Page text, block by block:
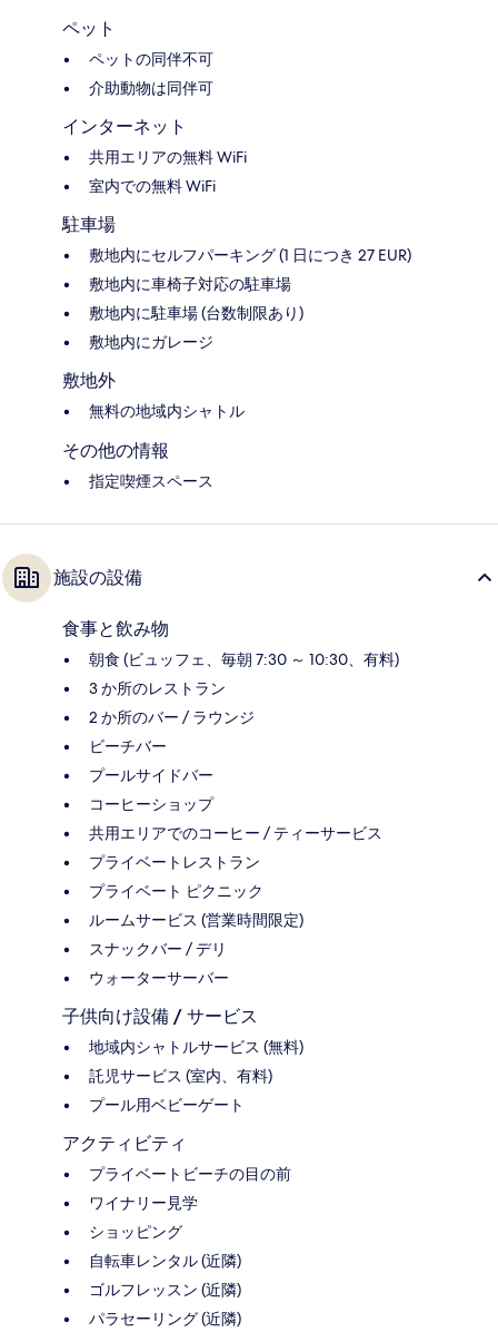
ペット
ペットの同伴不可
介助動物は同伴可
インターネット
共用エリアの無料 WiFi
室内での無料 WiFi
駐車場
敷地内にセルフパーキング (1 日につき 27 EUR)
敷地内に車椅子対応の駐車場
敷地内に駐車場 (台数制限あり)
敷地内にガレージ
敷地外
無料の地域内シャトル
その他の情報
指定喫煙スペース
施設の設備
食事と飲み物
朝食 (ビュッフェ、毎朝 7:30 ～ 10:30、有料)
3 か所のレストラン
2 か所のバー / ラウンジ
ビーチバー
プールサイドバー
コーヒーショップ
共用エリアでのコーヒー / ティーサービス
プライベートレストラン
プライベート ピクニック
ルームサービス (営業時間限定)
スナックバー / デリ
ウォーターサーバー
子供向け設備 / サービス
地域内シャトルサービス (無料)
託児サービス (室内、有料)
プール用ベビーゲート
アクティビティ
プライベートビーチの目の前
ワイナリー見学
ショッピング
自転車レンタル (近隣)
ゴルフレッスン (近隣)
パラセーリング (近隣)